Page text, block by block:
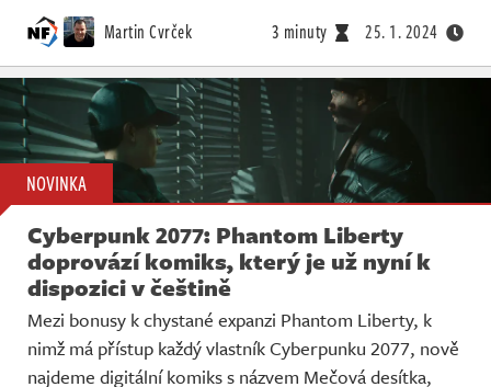
Martin Cvrček 3 minuty 25. 1. 2024
NOVINKA
Cyberpunk 2077: Phantom Liberty
doprovází komiks, který je už nyní k
dispozici v češtině
Mezi bonusy k chystané expanzi Phantom Liberty, k
nimž má přístup každý vlastník Cyberpunku 2077, nově
najdeme digitální komiks s názvem Mečová desítka,